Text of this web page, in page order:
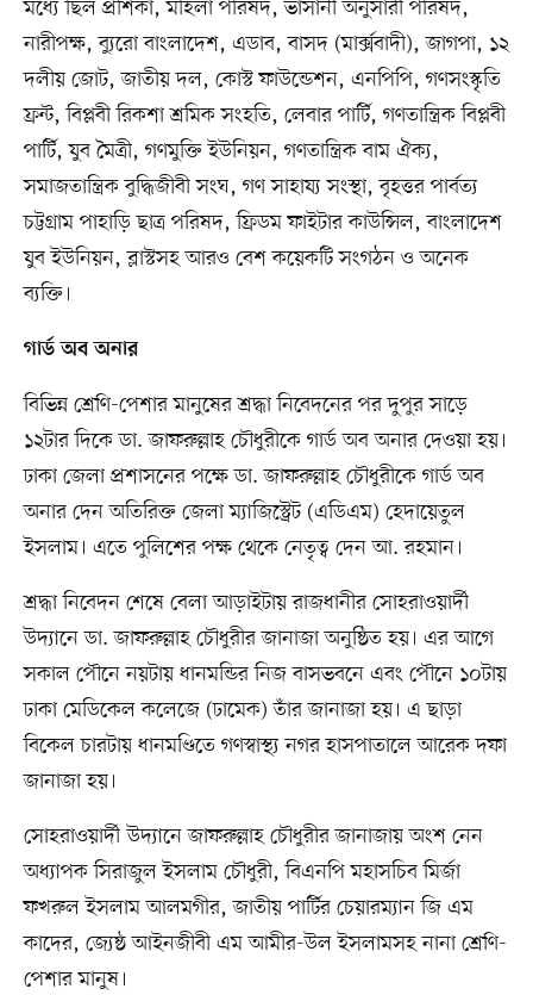
মধ্যে ছিল প্রশিকা, মহিলা পরিষদ, ভাসানী অনুসারী পরিষদ,
নারীপক্ষ, ব্যুরো বাংলাদেশ, এডাব, বাসদ (মার্ক্সবাদী), জাগপা, ১২
দলীয় জোট, জাতীয় দল, কোস্ট ফাউন্ডেশন, এনপিপি, গণসংস্কৃতি
ফ্রন্ট, বিপ্লবী রিকশা শ্রমিক সংহতি, লেবার পার্টি, গণতান্ত্রিক বিপ্লবী
পার্টি, যুব মৈত্রী, গণমুক্তি ইউনিয়ন, গণতান্ত্রিক বাম ঐক্য,
সমাজতান্ত্রিক বুদ্ধিজীবী সংঘ, গণ সাহায্য সংস্থা, বৃহত্তর পার্বত্য
চট্টগ্রাম পাহাড়ি ছাত্র পরিষদ, ফ্রিডম ফাইটার কাউন্সিল, বাংলাদেশ
যুব ইউনিয়ন, ব্লাস্টসহ আরও বেশ কয়েকটি সংগঠন ও অনেক
ব্যক্তি।
গার্ড অব অনার
বিভিন্ন শ্রেণি-পেশার মানুষের শ্রদ্ধা নিবেদনের পর দুপুর সাড়ে
১২টার দিকে ডা. জাফরুল্লাহ চৌধুরীকে গার্ড অব অনার দেওয়া হয়।
ঢাকা জেলা প্রশাসনের পক্ষে ডা. জাফরুল্লাহ চৌধুরীকে গার্ড অব
অনার দেন অতিরিক্ত জেলা ম্যাজিস্ট্রেট (এডিএম) হেদায়েতুল
ইসলাম। এতে পুলিশের পক্ষ থেকে নেতৃত্ব দেন আ. রহমান।
শ্রদ্ধা নিবেদন শেষে বেলা আড়াইটায় রাজধানীর সোহরাওয়ার্দী
উদ্যানে ডা. জাফরুল্লাহ চৌধুরীর জানাজা অনুষ্ঠিত হয়। এর আগে
সকাল পৌনে নয়টায় ধানমন্ডির নিজ বাসভবনে এবং পৌনে ১০টায়
ঢাকা মেডিকেল কলেজে (ঢামেক) তাঁর জানাজা হয়। এ ছাড়া
বিকেল চারটায় ধানমণ্ডিতে গণস্বাস্থ্য নগর হাসপাতালে আরেক দফা
জানাজা হয়।
সোহরাওয়ার্দী উদ্যানে জাফরুল্লাহ চৌধুরীর জানাজায় অংশ নেন
অধ্যাপক সিরাজুল ইসলাম চৌধুরী, বিএনপি মহাসচিব মির্জা
ফখরুল ইসলাম আলমগীর, জাতীয় পার্টির চেয়ারম্যান জি এম
কাদের, জ্যেষ্ঠ আইনজীবী এম আমীর-উল ইসলামসহ নানা শ্রেণি-
পেশার মানুষ।